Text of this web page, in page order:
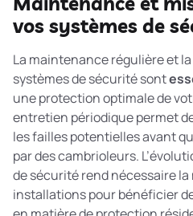
vos systèmes de
La maintenance régulière et
systèmes de sécurité sont
une protection optimale de
entretien périodique permet
les failles potentielles avant
par des cambrioleurs.
de sécurité rend nécessaire
installations pour bénéficier